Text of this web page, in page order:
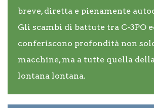
breve, diretta e pienamente
Gli scambi di battute tra C-3PO
conferiscono profondità non
macchine, ma a tutte quella
lontana lontana.